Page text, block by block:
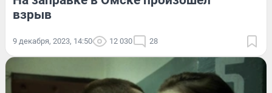
взрыв
9 декабря, 2023, 14:50 12 030 28